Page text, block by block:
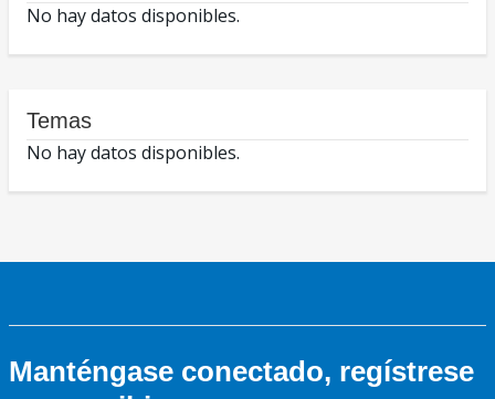
No hay datos disponibles.
Temas
No hay datos disponibles.
Manténgase conectado, regístrese